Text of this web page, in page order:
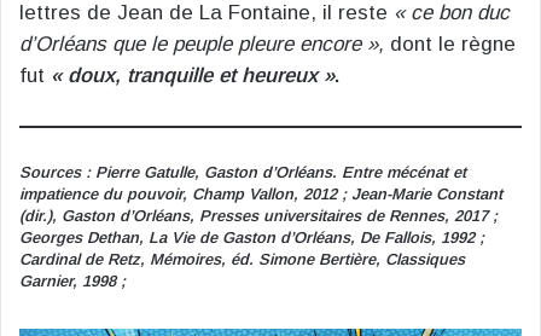
lettres de Jean de La Fontaine, il reste « ce bon duc
d’Orléans que le peuple pleure encore », dont le règne
fut « doux, tranquille et heureux ».
Sources : Pierre Gatulle, Gaston d’Orléans. Entre mécénat et
impatience du pouvoir, Champ Vallon, 2012 ; Jean-Marie Constant
(dir.), Gaston d’Orléans, Presses universitaires de Rennes, 2017 ;
Georges Dethan, La Vie de Gaston d’Orléans, De Fallois, 1992 ;
Cardinal de Retz, Mémoires, éd. Simone Bertière, Classiques
Garnier, 1998 ;